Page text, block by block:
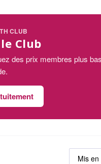
CLUB
Club
des prix membres plus